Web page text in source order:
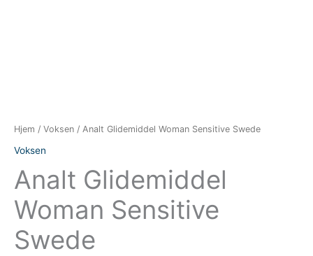
Hjem / Voksen / Analt Glidemiddel Woman Sensitive Swede
Voksen
Analt Glidemiddel
Woman Sensitive
Swede